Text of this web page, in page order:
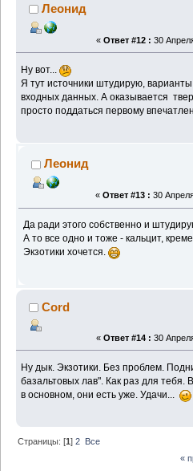
Леонид
« Ответ #12 : 30
Ну вот...
Я тут источники штудирую,
входных данных. А оказывается
просто поддаться первому
Леонид
« Ответ #13 : 30
Да ради этого собственно и
А то все одно и тоже - кальцит,
Экзотики хочется.
Cord
« Ответ #14 : 30
Ну дык. Экзотики. Без проблем.
базальтовых лав". Как раз для тебя.
в основном, они есть уже. Удачи...
Страницы: [1]2 Все
«